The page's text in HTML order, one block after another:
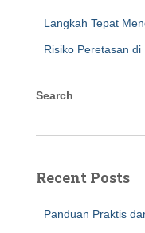
Langkah Tepat
Risiko Peretasan di
Search
Recent Posts
Panduan Praktis